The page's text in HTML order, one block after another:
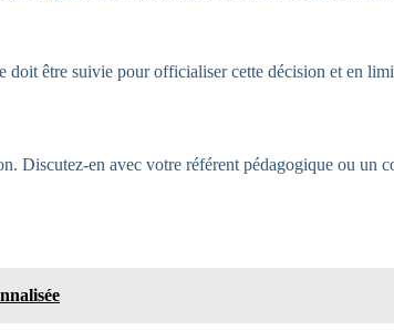
être suivie pour officialiser cette décision et en
Discutez-en avec votre référent pédagogique ou un